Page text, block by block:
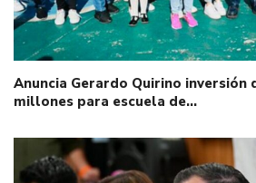
Anuncia Gerardo Quirino inversión
millones para escuela de…